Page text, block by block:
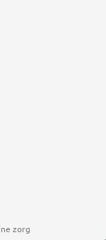
zorg